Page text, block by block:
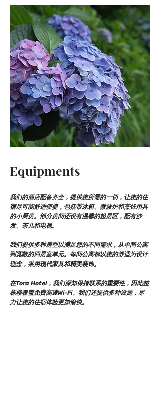
Equipments
我们的酒店配备齐全，提供您所需的一切，让您的住
宿尽可能舒适便捷，包括带冰箱、微波炉和烹饪用具
的小厨房。部分房间还设有温馨的起居区，配有沙
发、茶几和电视。
我们提供多种房型以满足您的不同需求，从单间公寓
到宽敞的四居室单元。每间公寓都以您的舒适为设计
理念，采用现代家具和精美装饰。
在Tora Hotel，我们深知保持联系的重要性，因此整
栋楼覆盖免费高速Wi-Fi。我们还提供多种设施，尽
力让您的住宿体验更加愉快。